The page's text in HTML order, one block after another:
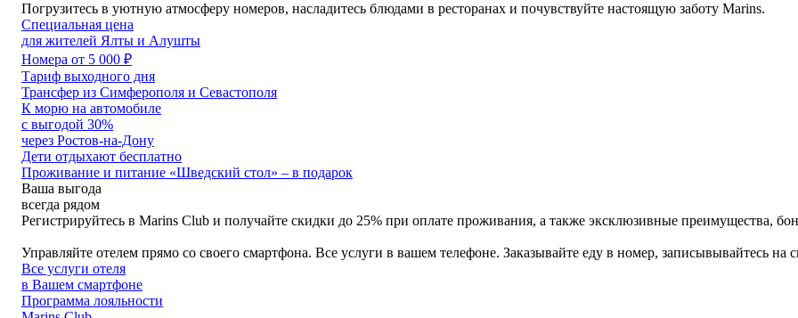
Погрузитесь в уютную атмосферу номеров, насладитесь блюдами в ресторанах и почувствуйте настоящую заботу Marins.
Специальная цена
для жителей Ялты и Алушты
Номера от 5 000 ₽
Тариф выходного дня
Трансфер из Симферополя и Севастополя
К морю на автомобиле
с выгодой 30%
через Ростов-на-Дону
Дети отдыхают бесплатно
Проживание и питание «Шведский стол» – в подарок
Ваша выгода
всегда рядом
Регистрируйтесь в Marins Club и получайте скидки до 25% при оплате проживания, а также эксклюзивные преимущества,
Управляйте отелем прямо со своего смартфона. Все услуги в вашем телефоне. Заказывайте еду в номер, записывывайтесь на
Все услуги отеля
в Вашем смартфоне
Программа лояльности